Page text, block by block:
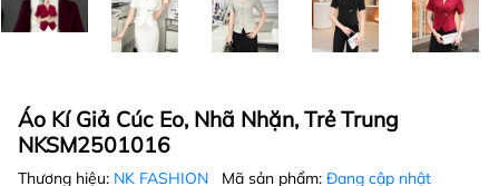
Áo Kí Giả Cúc Eo, Nhã Nhặn, Trẻ Trung
NKSM2501016
Thương hiệu: NK FASHION Mã sản phẩm: Đang cập nhật